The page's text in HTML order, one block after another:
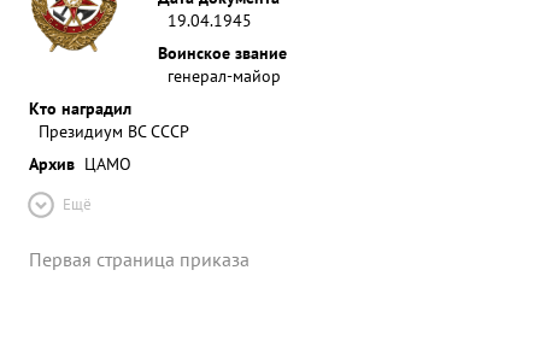
19.04.1945
Воинское звание
генерал-майор
Кто наградил
Президиум ВС СССР
Архив ЦАМО
Ещё
Первая страница приказа